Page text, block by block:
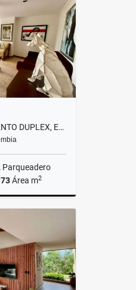
VENTA DE APARTAMENTO DUPLEX, EN EL POBLADO, PARTE PLANA
Parqueadero
Área m2